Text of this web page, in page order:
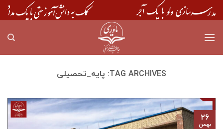
Skip
to
TAG ARCHIVES: پایه_تحصیلی
۲۶
بهمن